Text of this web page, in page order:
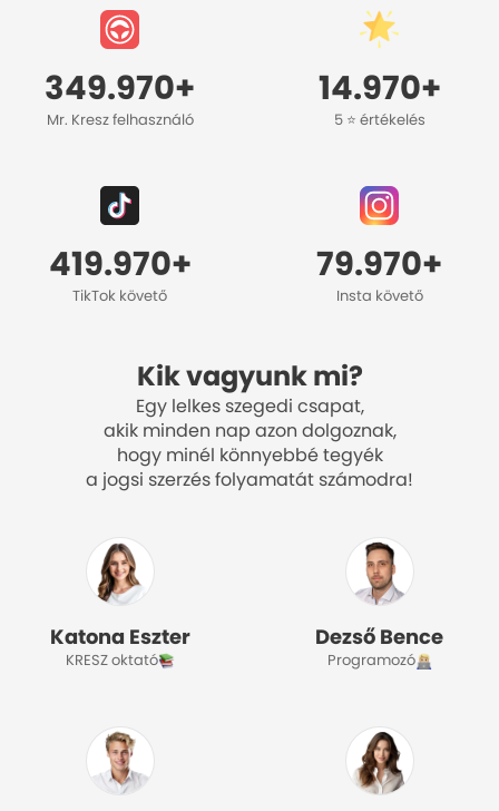
349.970+
Mr. Kresz felhasználó
14.970+
5 ⭐️ értékelés
419.970+
TikTok követő
79.970+
Insta követő
Kik vagyunk mi?
Egy lelkes szegedi csapat,
akik minden nap azon dolgoznak,
hogy minél könnyebbé tegyék
a jogsi szerzés folyamatát számodra!
Katona Eszter
KRESZ oktató
Dezső Bence
Programozó